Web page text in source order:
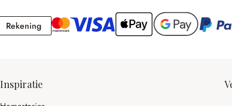
RekeningRekening
Inspiratie